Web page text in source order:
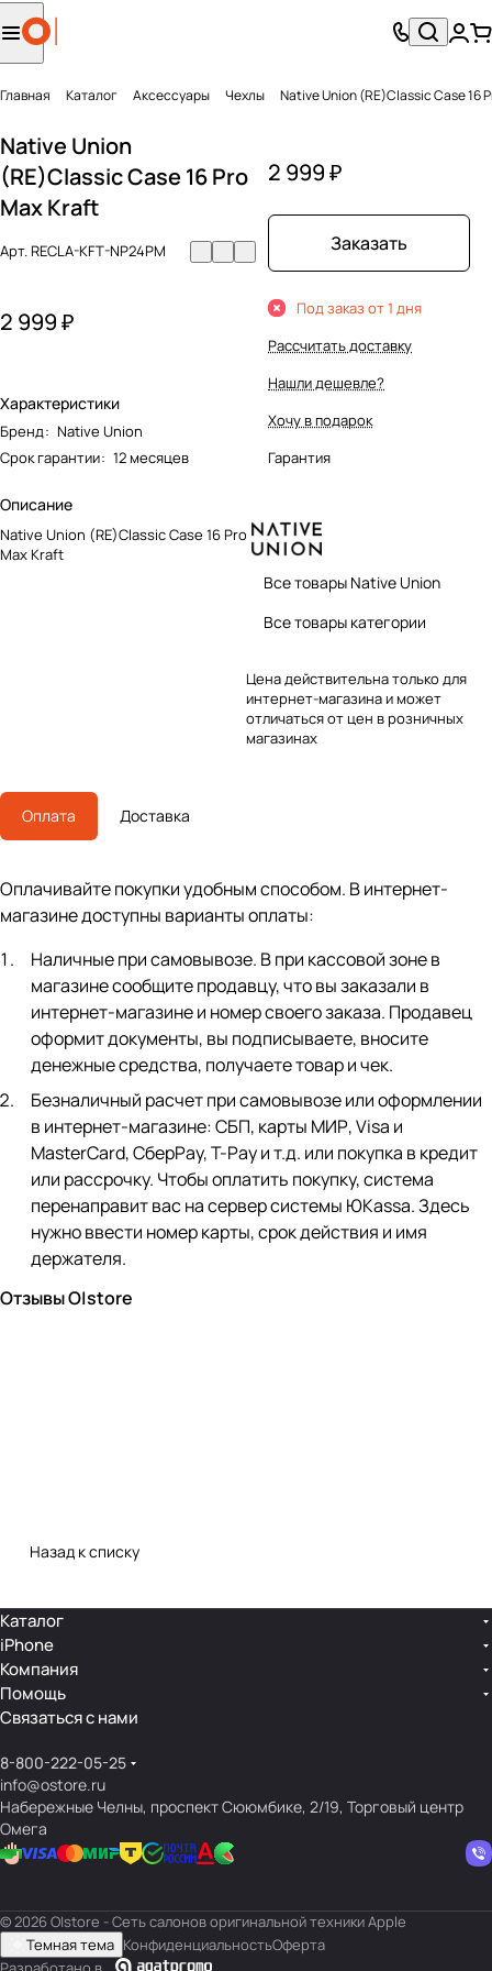
Главная Каталог Аксесcуары Чехлы Native Union (RE)Classic Case 16
Native Union
(RE)Classic Case 16 Pro
Max Kraft
Арт.RECLA-KFT-NP24PM
2 999 ₽
Характеристики
Бренд: Native Union
Срок гарантии: 12 месяцев
Описание
Native Union (RE)Classic Case 16 Pro
Max Kraft
2 999 ₽
Заказать
Под заказ от 1 дня
Рассчитать доставку
Нашли дешевле?
Хочу в подарок
Гарантия
Все товары Native Union
Все товары категории
Цена действительна только для
интернет-магазина и может
отличаться от цен в розничных
магазинах
Оплата Доставка
Оплачивайте покупки удобным способом. В интернет-
магазине доступны варианты оплаты:
Наличные при самовывозе. В при кассовой зоне в
магазине сообщите продавцу, что вы заказали в
интернет-магазине и номер своего заказа. Продавец
оформит документы, вы подписываете, вносите
денежные средства, получаете товар и чек.
Безналичный расчет при самовывозе или оформлении
в интернет-магазине: СБП, карты МИР, Visa и
MasterCard, СберPay, Т-Pay и т.д. или покупка в кредит
или рассрочку. Чтобы оплатить покупку, система
перенаправит вас на сервер системы ЮKassa. Здесь
нужно ввести номер карты, срок действия и имя
держателя.
Отзывы O|store
Назад к списку
Каталог
iPhone
Компания
Помощь
Связаться с нами
8-800-222-05-25
info@ostore.ru
Набережные Челны, проспект Сююмбике, 2/19, Торговый центр
Омега
© 2026 O|store - Сеть салонов оригинальной техники Apple
Темная тема КонфиденциальностьОферта